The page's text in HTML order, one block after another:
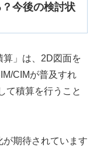
今後の検討状
」は、2D図面を
CIMが普及すれ
て積算を行うこと
が期待されています